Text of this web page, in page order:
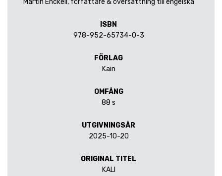
ISBN
978-952-65734-0-3
FÖRLAG
Kain
OMFÅNG
88 s
UTGIVNINGSÅR
2025-10-20
ORIGINAL TITEL
KALI